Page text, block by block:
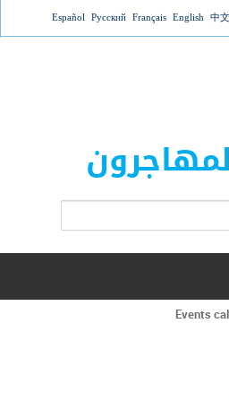
Jump to 中文
English
Français
Русский
Español
Events